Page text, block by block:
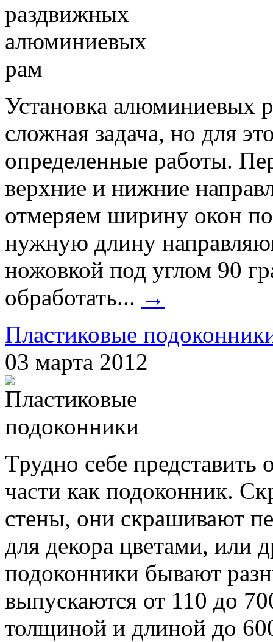
Установка алюминиевых
сложная задача, но для
определенные работы.
верхние и нижние
отмеряем ширину окон
нужную длину
ножовкой под углом 90
обработать... →
Пластиковые
03 марта 2012
Трудно себе представить
части как подоконник.
стены, они скрашивают
для декора цветами, или
подоконники бывают
выпускаются от 110 до
толщиной и длиной до